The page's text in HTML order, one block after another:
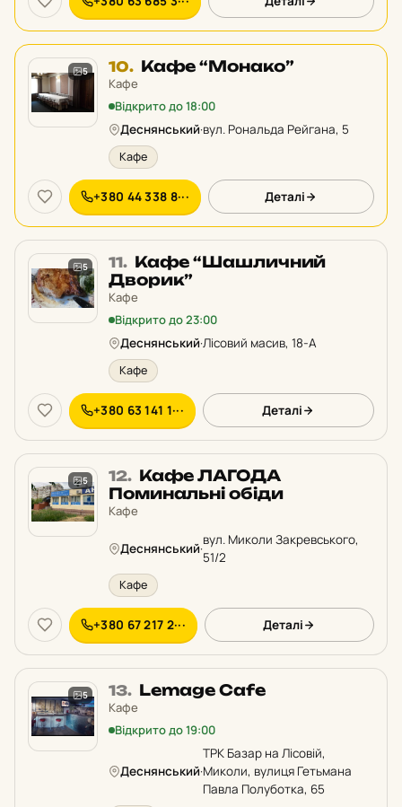
5 10. Місце
у
рейтингу:
Кафе “Монако”
Кафе
Відкрито до 18:00
Деснянський·вул. Рональда Рейгана, 5
Кафе
+380 44 338 8··· Деталі
5 11. Місце
11
у
рейтингу:
Кафе “Шашличний
Дворик”
Кафе
Відкрито до 23:00
Деснянський·Лісовий масив, 18-А
Кафе
+380 63 141 1··· Деталі
5 12. Місце
12
Кафе ЛАГОДА
Поминальні обіди
Кафе
Деснянський·
вул. Миколи Закревського,
51/2
Кафе
+380 67 217 2··· Деталі
5 13. Місце
у
рейтингу:
Lemage Cafe
Кафе
Відкрито до 19:00
Деснянський·
ТРК Базар на Лісовій,
Миколи, вулиця Гетьмана
Павла Полуботка, 65